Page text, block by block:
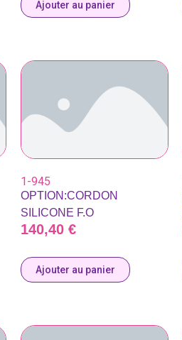
Ajouter au panier
1-945
OPTION:CORDON
SILICONE F.O
140,40 €
Ajouter au panier